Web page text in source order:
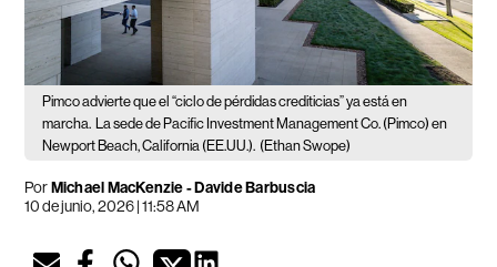
Pimco advierte que el “ciclo de pérdidas crediticias” ya está en
marcha. La sede de Pacific Investment Management Co. (Pimco) en
Newport Beach, California (EE.UU.). (Ethan Swope)
PorMichael MacKenzie - Davide Barbuscia
10 de junio, 2026 | 11:58 AM